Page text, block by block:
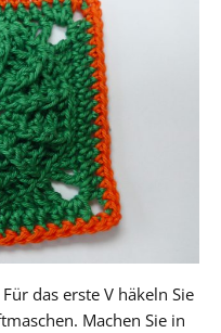
das erste V häkeln Sie
Machen Sie in